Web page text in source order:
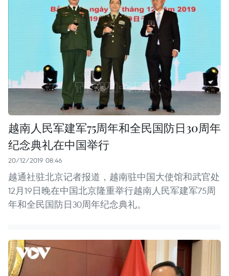
越南人民军建军75周年和全民国防日30周年
纪念典礼在中国举行
20/12/2019 08:46
越通社驻北京记者报道，越南驻中国大使馆和武官处
12月19日晚在中国北京隆重举行越南人民军建军75周
年和全民国防日30周年纪念典礼。